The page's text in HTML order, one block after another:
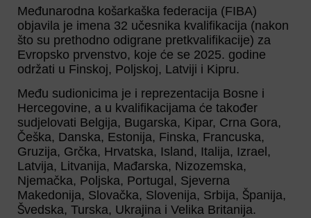
Međunarodna košarkaška federacija (FIBA)
objavila je imena 32 učesnika kvalifikacija (nakon
što su prethodno odigrane pretkvalifikacije) za
Evropsko prvenstvo, koje će se 2025. godine
održati u Finskoj, Poljskoj, Latviji i Kipru.
Među sudionicima je i reprezentacija Bosne i
Hercegovine, a u kvalifikacijama će također
sudjelovati Belgija, Bugarska, Kipar, Crna Gora,
Češka, Danska, Estonija, Finska, Francuska,
Gruzija, Grčka, Hrvatska, Island, Italija, Izrael,
Latvija, Litvanija, Mađarska, Nizozemska,
Njemačka, Poljska, Portugal, Sjeverna
Makedonija, Slovačka, Slovenija, Srbija, Španija,
Švedska, Turska, Ukrajina i Velika Britanija.